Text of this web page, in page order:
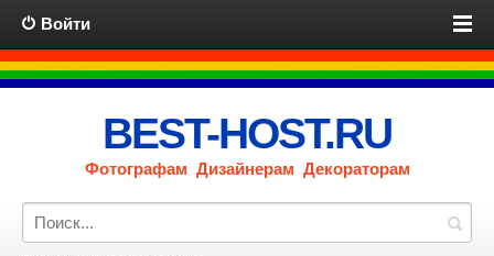
Войти
BEST-HOST.RU
Фотографам Дизайнерам Декораторам